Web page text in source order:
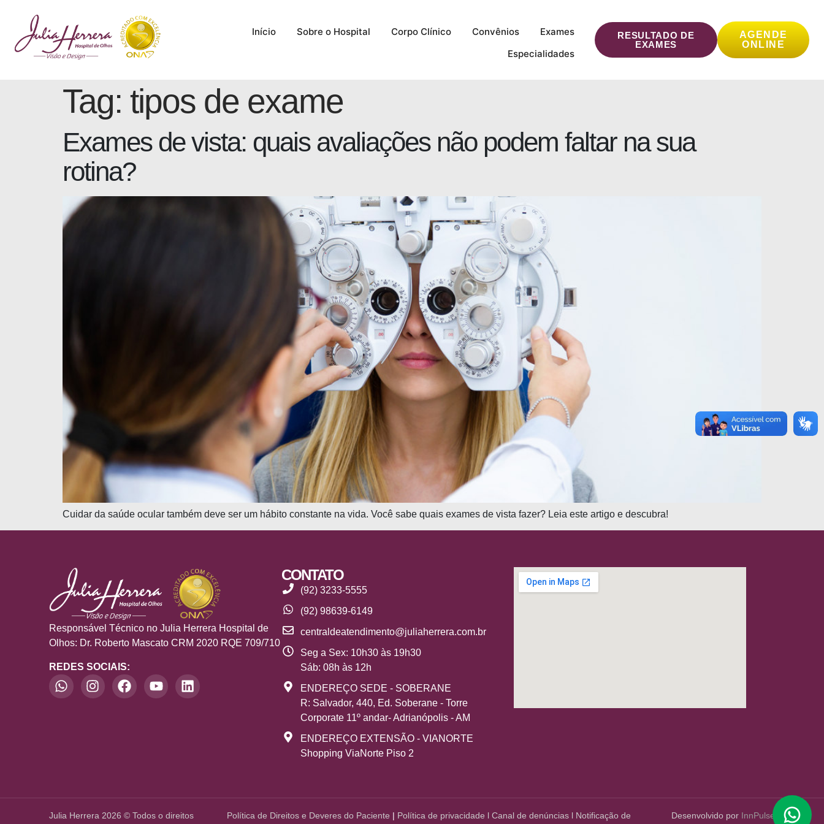
Início Sobre o Hospital Corpo Clínico Convênios
Exames
Especialidades
AGENDE
ONLINE
RESULTADO DE
EXAMES
Tag: tipos de exame
Exames de vista: quais avaliações não podem faltar na sua
rotina?
Cuidar da saúde ocular também deve ser um hábito constante na vida. Você sabe quais exames de vista fazer? Leia este artigo e descubra!
Responsável Técnico no Julia Herrera Hospital de
Olhos: Dr. Roberto Mascato CRM 2020 RQE 709/710
REDES SOCIAIS:
CONTATO
(92) 3233-5555
(92) 98639-6149
centraldeatendimento@juliaherrera.com.br
Seg a Sex: 10h30 às 19h30
Sáb: 08h às 12h
ENDEREÇO SEDE - SOBERANE
R: Salvador, 440, Ed. Soberane - Torre
Corporate 11º andar- Adrianópolis - AM
ENDEREÇO EXTENSÃO - VIANORTE
Shopping ViaNorte Piso 2
Julia Herrera 2026 © Todos o direitos Política de Direitos e Deveres do Paciente | Política de privacidade lCanal de denúncias l Notificação de Desenvolvido por InnPulse